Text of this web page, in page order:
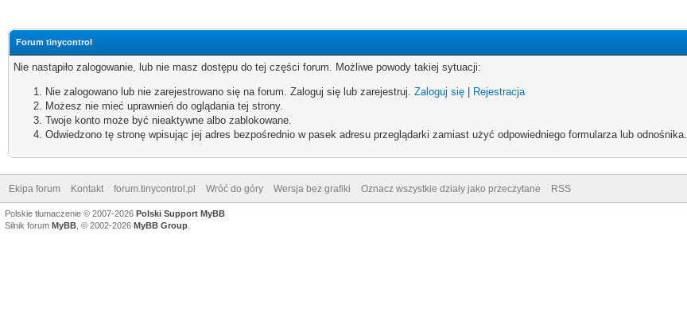
Forum tinycontrol
Nie nastąpiło zalogowanie, lub nie masz dostępu do tej części forum. Możliwe powody takiej sytuacji:
Nie zalogowano lub nie zarejestrowano się na forum. Zaloguj się lub zarejestruj. Zaloguj się
Rejestracja
Możesz nie mieć uprawnień do oglądania tej strony.
Twoje konto może być nieaktywne albo zablokowane.
Odwiedzono tę stronę wpisując jej adres bezpośrednio w pasek adresu przeglądarki zamiast użyć odpowiedniego formularza lub odnośnika.
Ekipa forum Kontakt forum.tinycontrol.pl Wróć do góry Wersja bez grafiki Oznacz wszystkie działy jako przeczytane RSS
Polskie tłumaczenie © 2007-2026 Polski Support MyBB
Silnik forum MyBB , © 2002-2026 MyBB Group